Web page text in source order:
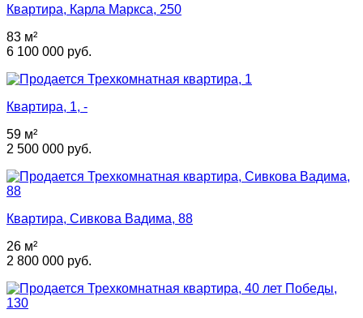
Квартира, Карла Маркса, 250
83 м²
6 100 000 руб.
Квартира, 1, -
59 м²
2 500 000 руб.
Квартира, Сивкова Вадима, 88
26 м²
2 800 000 руб.